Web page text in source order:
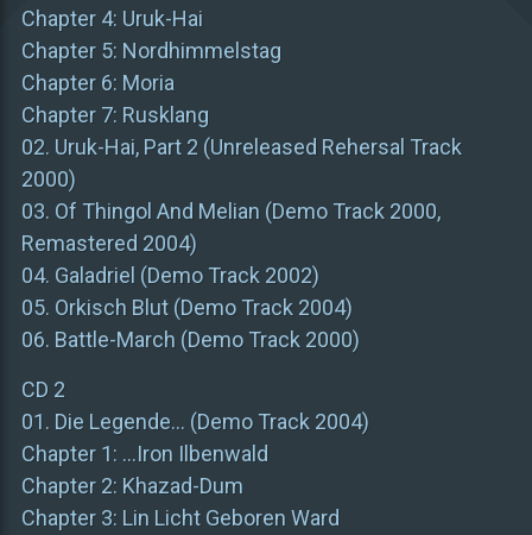
Chapter 4: Uruk-Hai
Chapter 5: Nordhimmelstag
Chapter 6: Moria
Chapter 7: Rusklang
02. Uruk-Hai, Part 2 (Unreleased Rehersal Track
2000)
03. Of Thingol And Melian (Demo Track 2000,
Remastered 2004)
04. Galadriel (Demo Track 2002)
05. Orkisch Blut (Demo Track 2004)
06. Battle-March (Demo Track 2000)
CD 2
01. Die Legende… (Demo Track 2004)
Chapter 1: …Iron Ilbenwald
Chapter 2: Khazad-Dum
Chapter 3: Lin Licht Geboren Ward